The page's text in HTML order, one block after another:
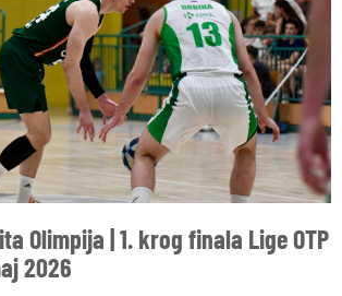
Olimpija | 1. krog finala Lige OTP
2026